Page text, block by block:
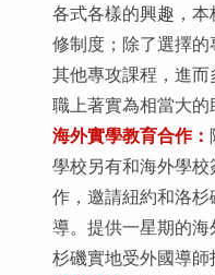
各式各樣的興趣，
修制度；除了選擇
其他專攻課程，進
職上著實為相當大的
海外實學教育合作：
學校另有和海外學
作，邀請紐約和洛
導。提供一星期的
杉磯實地受外國導師